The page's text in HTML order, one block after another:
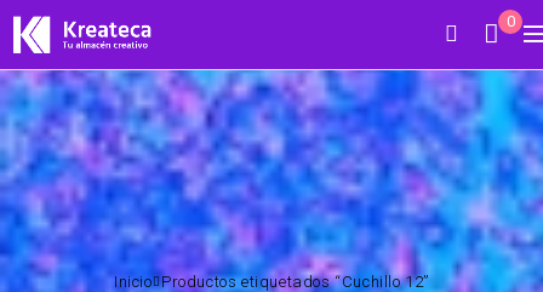
0
Inicio Productos etiquetados “Cuchillo 12”